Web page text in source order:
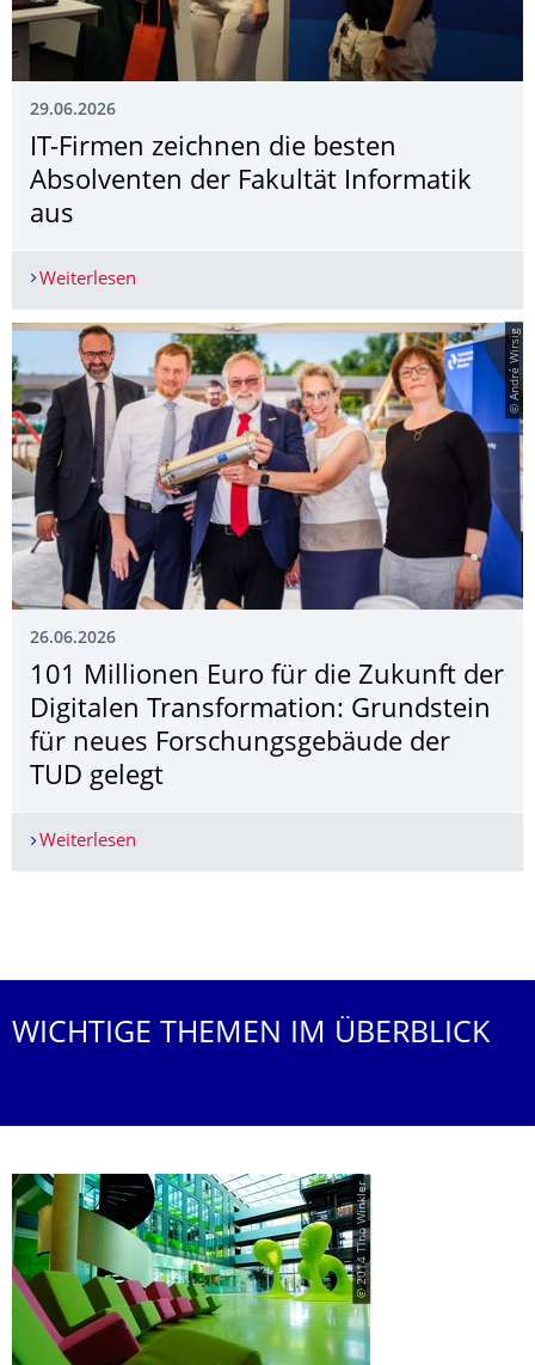
29.06.2026
IT-Firmen zeichnen die besten
Absolventen der Fakultät Informatik
aus
Weiterlesen
© André Wirsig
26.06.2026
101 Millionen Euro für die Zukunft der
Digitalen Transformation: Grundstein
für neues Forschungsgebäude der
TUD gelegt
Weiterlesen
WICHTIGE THEMEN IM ÜBERBLICK
© 2014 Tino Winkler